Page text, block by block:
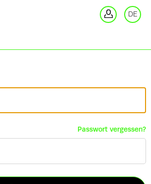
DE
Passwort vergessen?